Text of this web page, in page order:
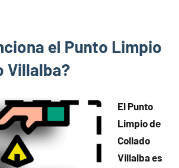
el Punto Limpio
Villalba?
El Punto
Limpio dе
Collado
Villalba es